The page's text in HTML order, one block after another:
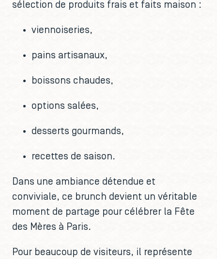
sélection de produits frais et faits maison :
viennoiseries,
pains artisanaux,
boissons chaudes,
options salées,
desserts gourmands,
recettes de saison.
Dans une ambiance détendue et
conviviale, ce brunch devient un véritable
moment de partage pour célébrer la Fête
des Mères à Paris.
Pour beaucoup de visiteurs, il représente